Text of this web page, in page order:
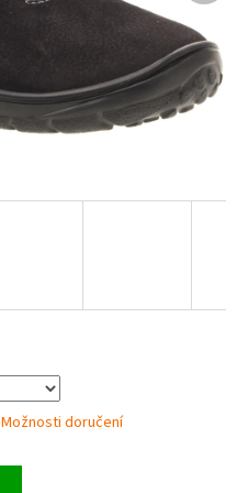
Možnosti doručení